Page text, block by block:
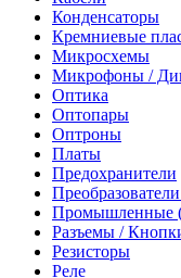
Конденсаторы
Кремниевые
Микросхемы
Микрофоны /
Оптика
Оптопары
Оптроны
Платы
Предохранители
Промышленные
Разъемы /
Резисторы
Реле